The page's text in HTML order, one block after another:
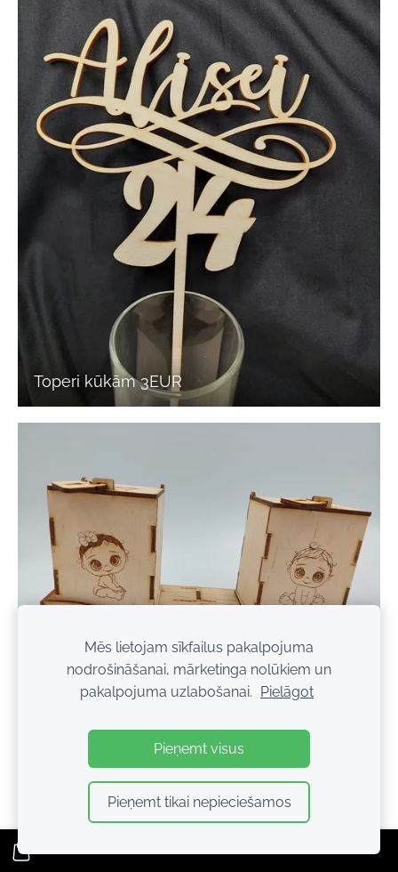
Toperi kūkām 3EUR
Krājkase "Svari" 15EUR
Mēs lietojam sīkfailus pakalpojuma
nodrošināšanai, mārketinga nolūkiem un
pakalpojuma uzlabošanai. Pielāgot
Pieņemt visus
Pieņemt tikai nepieciešamos